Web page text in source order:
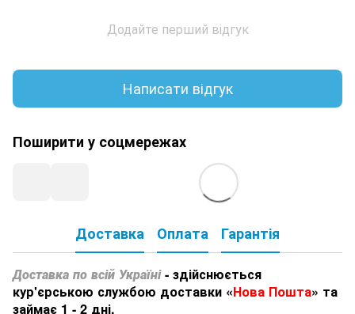
Додайте перший відгук
Написати відгук
Поширити у соцмережах
Доставка Оплата Гарантія
Доставка по всій Україні - здійснюється
кур'єрською службою доставки «Нова Пошта» та
займає 1 - 2 дні.